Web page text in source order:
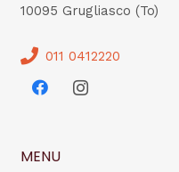
10095 Grugliasco (To)
011 0412220
MENU